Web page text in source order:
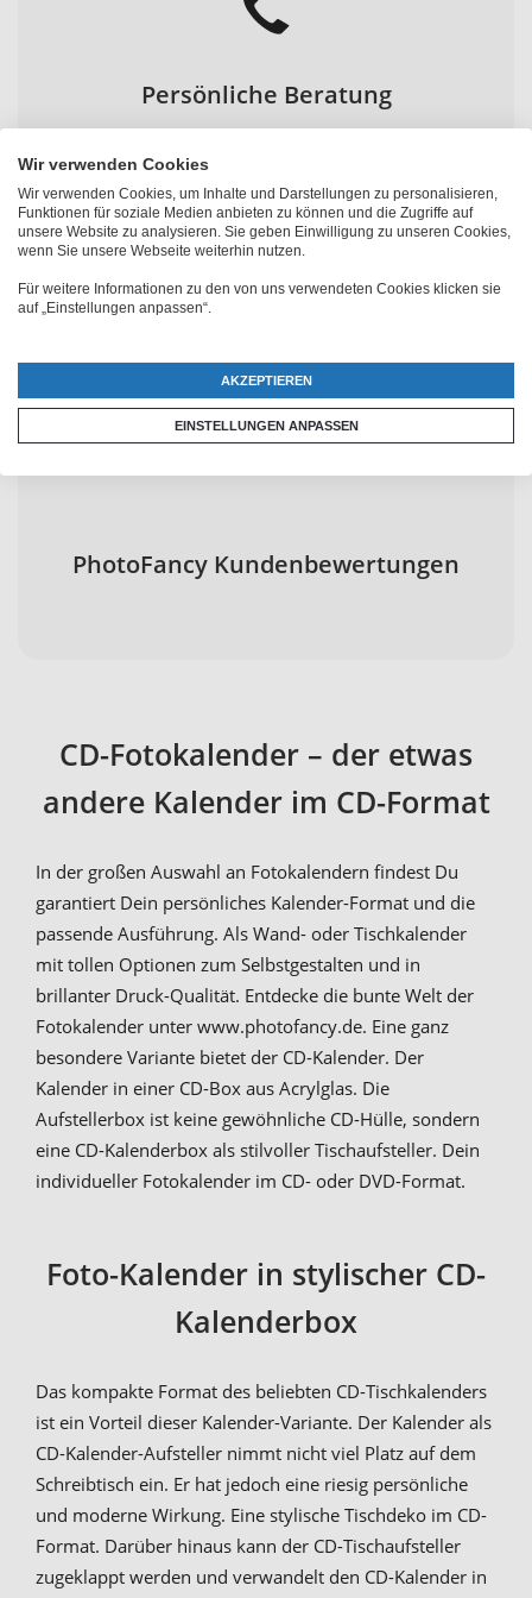
Persönliche Beratung
Geprüfter Shop
PhotoFancy Kundenbewertungen
CD-Fotokalender – der etwas
andere Kalender im CD-Format
In der großen Auswahl an Fotokalendern findest Du
garantiert Dein persönliches Kalender-Format und die
passende Ausführung. Als Wand- oder Tischkalender
mit tollen Optionen zum Selbstgestalten und in
brillanter Druck-Qualität. Entdecke die bunte Welt der
Fotokalender unter www.photofancy.de. Eine ganz
besondere Variante bietet der CD-Kalender. Der
Kalender in einer CD-Box aus Acrylglas. Die
Aufstellerbox ist keine gewöhnliche CD-Hülle, sondern
eine CD-Kalenderbox als stilvoller Tischaufsteller. Dein
individueller Fotokalender im CD- oder DVD-Format.
Foto-Kalender in stylischer CD-
Kalenderbox
Das kompakte Format des beliebten CD-Tischkalenders
ist ein Vorteil dieser Kalender-Variante. Der Kalender als
CD-Kalender-Aufsteller nimmt nicht viel Platz auf dem
Schreibtisch ein. Er hat jedoch eine riesig persönliche
und moderne Wirkung. Eine stylische Tischdeko im CD-
Format. Darüber hinaus kann der CD-Tischaufsteller
zugeklappt werden und verwandelt den CD-Kalender in
Wir verwenden Cookies
Wir verwenden Cookies, um Inhalte und Darstellungen zu personalisieren,
Funktionen für soziale Medien anbieten zu können und die Zugriffe auf
unsere Website zu analysieren. Sie geben Einwilligung zu unseren Cookies,
wenn Sie unsere Webseite weiterhin nutzen.
Für weitere Informationen zu den von uns verwendeten Cookies klicken sie
auf „Einstellungen anpassen“.
AKZEPTIEREN
EINSTELLUNGEN ANPASSEN